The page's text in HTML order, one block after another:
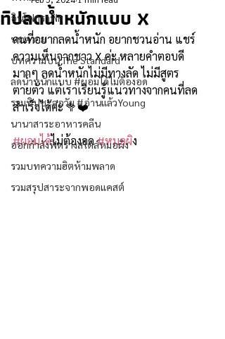
อินโฟกราฟิก
บทความ
บทความบน The Standard
ลดน้ำหนักแบบ #ผอมได้ไม่ต้องอด
รวมทิปชะลอวัย #อ่านแล้วYoung
นานาสาระอาหารคลีน
ออกกำลังฟิตร่างสไตล์หมอผิง
รวมบทความฮิตห้ามพลาด
รวมสรุปสาระจากพอดแคสต์
ทิปลดน้ำหนักแบบ X
คนที่อยากลดน้ำหนัก อยากชวนอ่าน แชร์
ความเห็นจากชาว X ค่ะ หลายคำตอบดี
มากๆ ลดน้ำหนักไม่มีทางลัด ไม่มีสูตร
ตายตัว แต่เราเรียนรู้แนวทางจากคนที่ลด
สำเร็จได้ค่ะ 🥦❤️
#ผอมได้ไม่ต้องอด #หมอผิง